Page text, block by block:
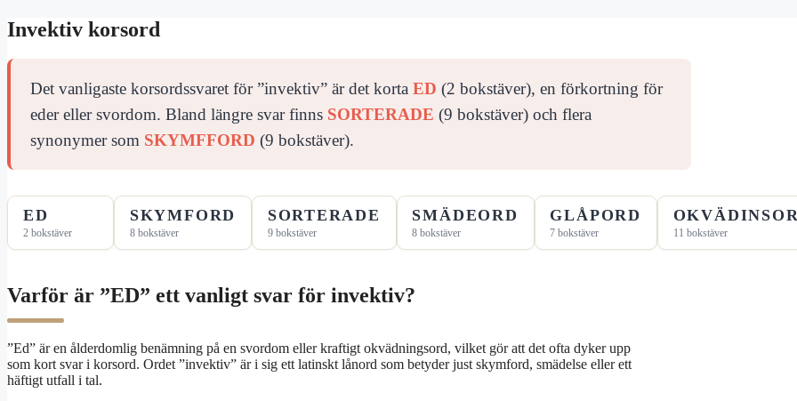
Invektiv korsord
Det vanligaste korsordssvaret för ”invektiv” är det kortaED (2 bokstäver), en förkortning för
eder eller svordom. Bland längre svar finns SORTERADE (9 bokstäver) och flera
synonymer som SKYMFFORD (9 bokstäver).
ED
2 bokstäver
SKYMFORD
8 bokstäver
SORTERADE
9 bokstäver
SMÄDEORD
8 bokstäver
GLÅPORD
7 bokstäver 11 bokstäver
Varför är ”ED” ett vanligt svar för invektiv?
”Ed” är en ålderdomlig benämning på en svordom eller kraftigt okvädningsord, vilket gör att det ofta dyker upp
som kort svar i korsord. Ordet ”invektiv” är i sig ett latinskt lånord som betyder just skymford, smädelse eller ett
häftigt utfall i tal.